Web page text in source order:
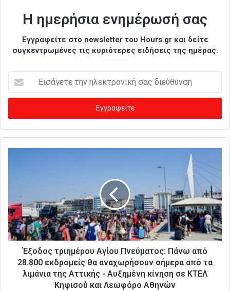
Η ημερήσια ενημέρωσή σας
Εγγραφείτε στο newsletter του Hours.gr και δείτε
συγκεντρωμένες τις κυριότερες ειδήσεις της ημέρας.
σ
γ
ε
λ
ε
κ
τ
Έξοδος τριημέρου Αγίου Πνεύματος: Πάνω από
28.800 εκδρομείς θα αναχωρήσουν σήμερα από τα
λιμάνια της Αττικής - Αυξημένη κίνηση σε ΚΤΕΛ
Κηφισού και Λεωφόρο Αθηνών